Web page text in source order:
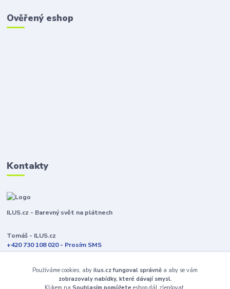
Ověřený eshop
Kontakty
ILUS.cz - Barevný svět na plátnech
Tomáš - ILUS.cz
+420 730 108 020 - Prosím SMS
Jsme většinu času ve výrobě
info@ilus.cz
Používáme cookies, aby ilus.cz fungoval správně a aby se vám
zobrazovaly nabídky, které dávají smysl.
Klikem na Souhlasím pomůžete eshop dál zlepšovat.